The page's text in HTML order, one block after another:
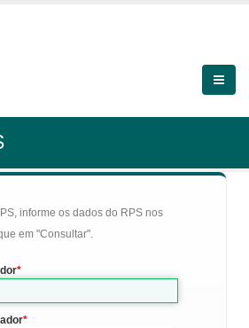
informe os dados do RPS nos
em "Consultar".